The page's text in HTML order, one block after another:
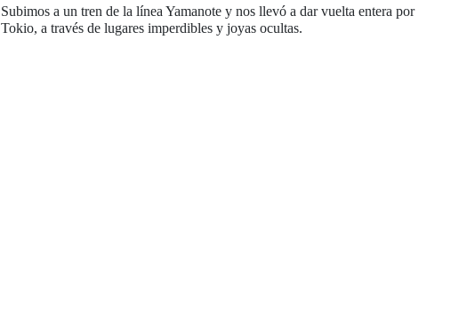
Subimos a un tren de la línea Yamanote y nos llevó a dar vuelta entera por
Tokio, a través de lugares imperdibles y joyas ocultas.